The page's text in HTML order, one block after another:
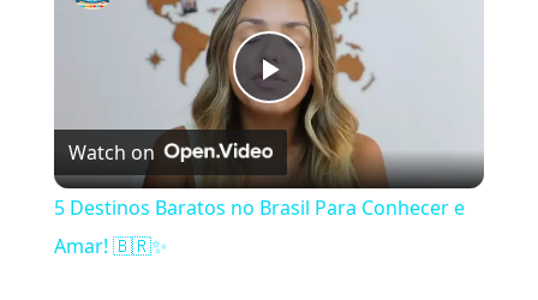
Play Video
Watch on
5 Destinos Baratos no Brasil Para Conhecer e
Amar! 🇧🇷✨